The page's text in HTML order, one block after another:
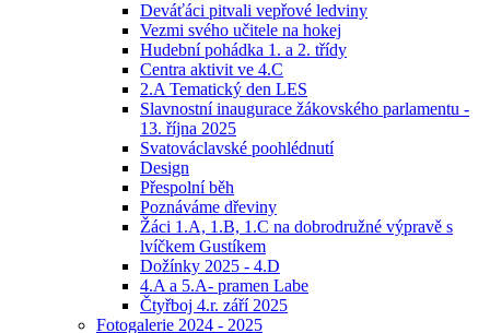
Deváťáci pitvali vepřové ledviny
Vezmi svého učitele na hokej
Hudební pohádka 1. a 2. třídy
Centra aktivit ve 4.C
2.A Tematický den LES
Slavnostní inaugurace žákovského parlamentu -
13. října 2025
Svatováclavské poohlédnutí
Design
Přespolní běh
Poznáváme dřeviny
Žáci 1.A, 1.B, 1.C na dobrodružné výpravě s
lvíčkem Gustíkem
Dožínky 2025 - 4.D
4.A a 5.A- pramen Labe
Čtyřboj 4.r. září 2025
Fotogalerie 2024 - 2025